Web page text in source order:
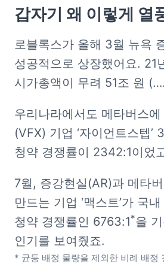
갑자기 왜 이렇게 열
로블록스가 올해 3월 뉴욕
성공적으로 상장했어요. 21
시가총액이 무려 51조 원
우리나라에서도 메타버스
(VFX) 기업 ‘자이언트스텝’
청약 경쟁률이 2342:1이었
7월, 증강현실(AR)과 메타
만드는 기업 ‘맥스트’가 국
청약 경쟁률인 6763:1*을
* 균등 배정 물량을 제외한 비례 배정